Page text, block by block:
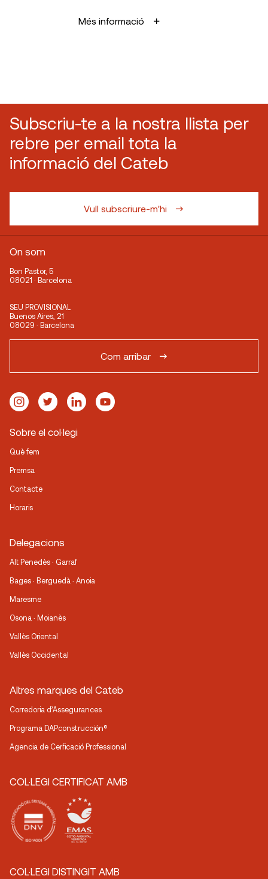
Més informació
Subscriu-te a la nostra llista per
rebre per email tota la
informació del Cateb
Vull subscriure-m'hi
On som
Bon Pastor, 5
08021 · Barcelona
SEU PROVISIONAL
Buenos Aires, 21
08029 · Barcelona
Com arribar
Sobre el col·legi
Què fem
Premsa
Contacte
Horaris
Delegacions
Alt Penedès · Garraf
Bages · Berguedà · Anoia
Maresme
Osona · Moianès
Vallès Oriental
Vallès Occidental
Altres marques del Cateb
Corredoria d’Assegurances
Programa DAPconstrucción®
Agencia de Cerficació Professional
COL·LEGI CERTIFICAT AMB
COL·LEGI DISTINGIT AMB